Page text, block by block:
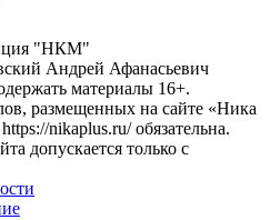
"НКМ"
Андрей Афанасьевич
материалы 16+.
размещенных на сайте «Ника
nikaplus.ru/ обязательна.
допускается только с